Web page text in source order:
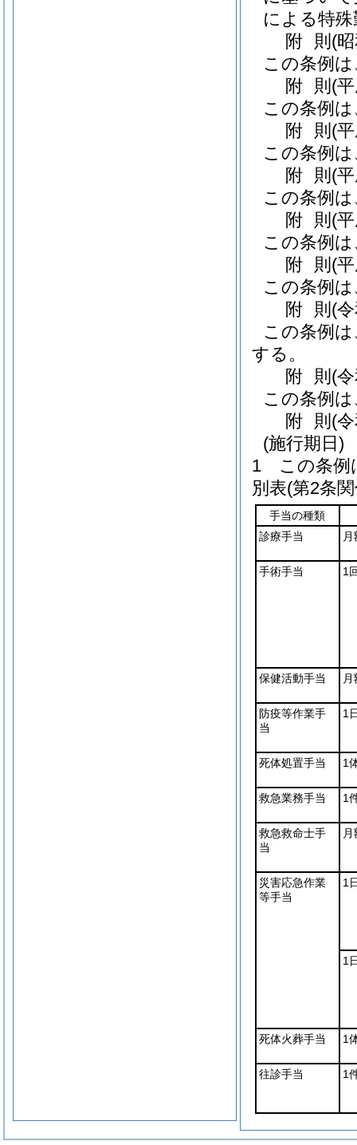
による特
附 則 (
この条例
附 則 (
この条例
附 則 (
この条例
附 則 (
この条例
附 則 (
この条例
附 則 (
この条例
附 則 (
この条例
する。
附 則 (
この条例
附 則 (
(施行期日)
1
この条例
別表(第2条
手当の種類
診療手当
月
手術手当 1
保健活動手当 月
防疫等作業手
当
1
死体処置手当 1
救急業務手当 1
救急救命士手
当
月
災害応急作業
等手当
1
1
死体火葬手当 1
往診手当 1